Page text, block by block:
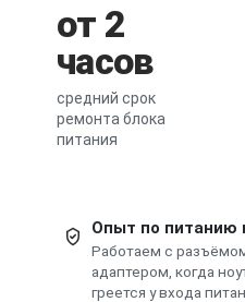
от 2
часов
средний срок
ремонта блока
питания
Опыт по питанию
Работаем с
адаптером, когда
греется у входа